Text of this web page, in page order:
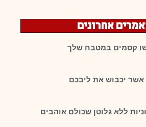
אחרונים
קסמים במטבח שלך
יכבוש את ליבכם
ללא גלוטן שכולם אוהבים